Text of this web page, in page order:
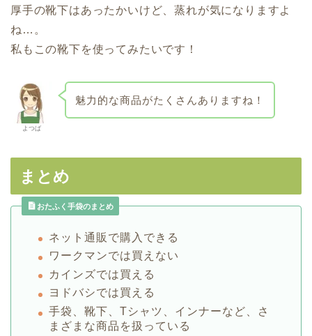
厚手の靴下はあったかいけど、蒸れが気になりますよ
ね…。
私もこの靴下を使ってみたいです！
よつば
魅力的な商品がたくさんありますね！
まとめ
おたふく手袋のまとめ
ネット通販で購入できる
ワークマンでは買えない
カインズでは買える
ヨドバシでは買える
手袋、靴下、Tシャツ、インナーなど、さ
まざまな商品を扱っている